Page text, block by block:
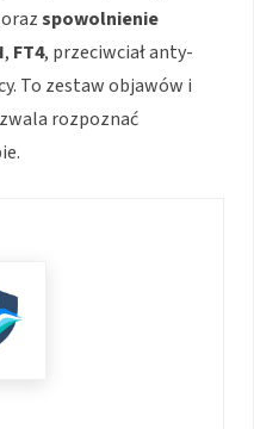
orazspowolnienie
, FT4, przeciwciał anty-
To zestaw objawów i
rozpoznać